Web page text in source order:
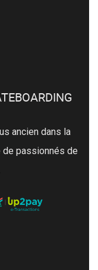
ancien dans la
de passionnés de